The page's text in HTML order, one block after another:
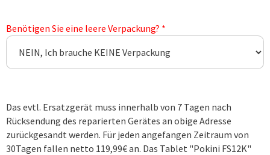
Benötigen Sie eine leere Verpackung? *
Das evtl. Ersatzgerät muss innerhalb von 7 Tagen nach
Rücksendung des reparierten Gerätes an obige Adresse
zurückgesandt werden. Für jeden angefangen Zeitraum von
30Tagen fallen netto 119,99€ an. Das Tablet "Pokini FS12K"